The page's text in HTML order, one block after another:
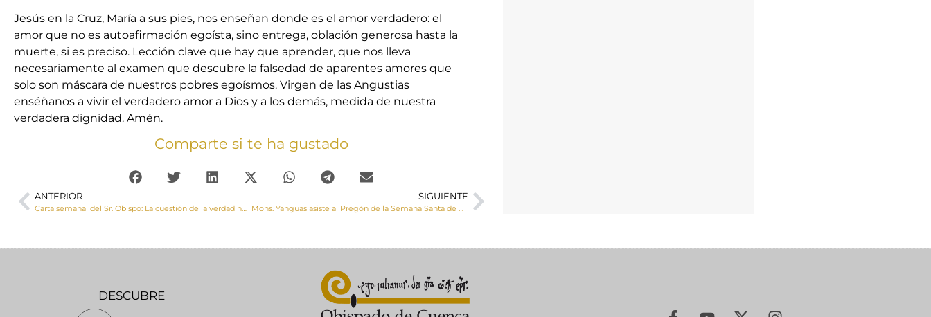
Jesús en la Cruz, María a sus pies, nos enseñan donde es el amor verdadero: el
amor que no es autoafirmación egoísta, sino entrega, oblación generosa hasta la
muerte, si es preciso. Lección clave que hay que aprender, que nos lleva
necesariamente al examen que descubre la falsedad de aparentes amores que
solo son máscara de nuestros pobres egoísmos. Virgen de las Angustias
enséñanos a vivir el verdadero amor a Dios y a los demás, medida de nuestra
verdadera dignidad. Amén.
Comparte si te ha gustado
ANTERIOR
Carta semanal del Sr. Obispo: La cuestión de la verdad no es algo que tenga que ver solo con la razón; es asunto fundamental para la felicidad de los hombres
SIGUIENTE
Mons. Yanguas asiste al Pregón de la Semana Santa de Cuenca 2023
DESCUBRE